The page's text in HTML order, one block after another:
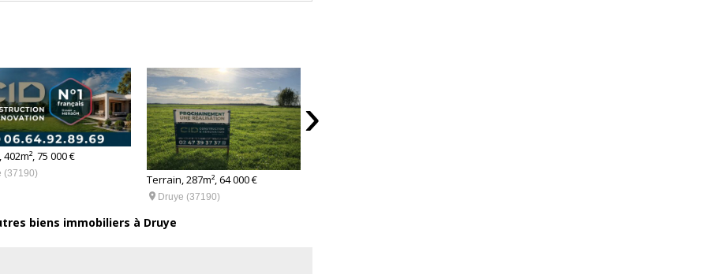
75 000 €
(37190) Terrain, 287m², 64 000 €
 Druye (37190)
›
biens immobiliers à Druye